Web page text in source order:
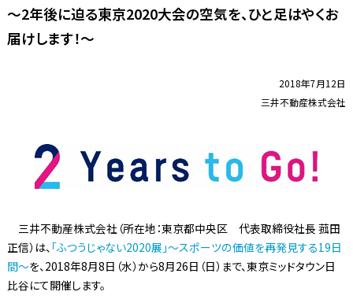
～2年後に迫る東京2020大会の空気を、ひと足はやくお
届けします！～
2018年7月12日
三井不動産株式会社
三井不動産株式会社（所在地：東京都中央区 代表取締役社長 菰田
正信）は、 「ふつうじゃない2020展」～スポーツの価値を再発見する19日
間～を、2018年8月8日（水）から8月26日（日）まで、東京ミッドタウン日
比谷にて開催します。